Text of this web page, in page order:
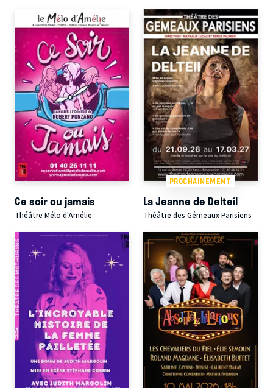
Ce soir ou jamais
Théâtre Mélo d'Amélie
PROCHAINEMENT
La Jeanne de Delteil
Théâtre des Gémeaux Parisiens